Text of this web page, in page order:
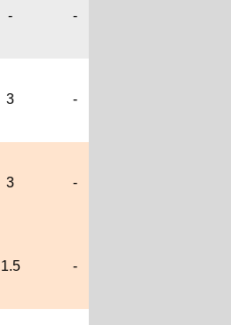
- -
3 -
3 -
1.5 -